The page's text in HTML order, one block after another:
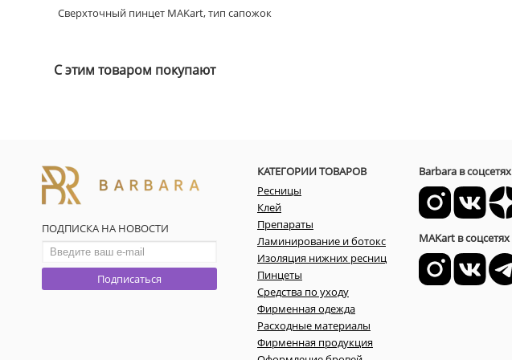
Сверхточный пинцет MAKart, тип сапожок
С этим товаром покупают
ПОДПИСКА НА НОВОСТИ
Подписаться
КАТЕГОРИИ ТОВАРОВ
Ресницы
Клей
Препараты
Ламинирование и ботокс
Изоляция нижних ресниц
Пинцеты
Средства по уходу
Фирменная одежда
Расходные материалы
Фирменная продукция
Barbara в соцсетях
MAKart в соцсетях